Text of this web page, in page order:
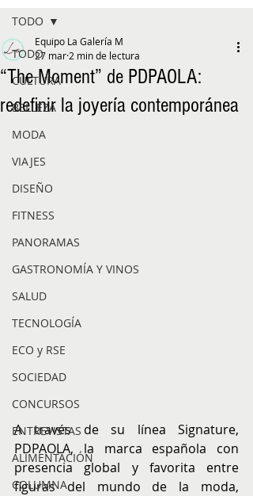
TODO
CULTURA
BELLEZA
MODA
VIAJES
DISEÑO
FITNESS
PANORAMAS
GASTRONOMÍA Y VINOS
SALUD
TECNOLOGÍA
ECO y RSE
SOCIEDAD
CONCURSOS
ENTREVISTAS
ALIMENTACIÓN
COLUMNA
TODO
“The Moment” de PDPAOLA:
redefinir la joyería contemporánea
Equipo La Galería M
27 mar 2 min de lectura
A través de su línea Signature,
PDPAOLA, la marca española con
presencia global y favorita entre
figuras del mundo de la moda,